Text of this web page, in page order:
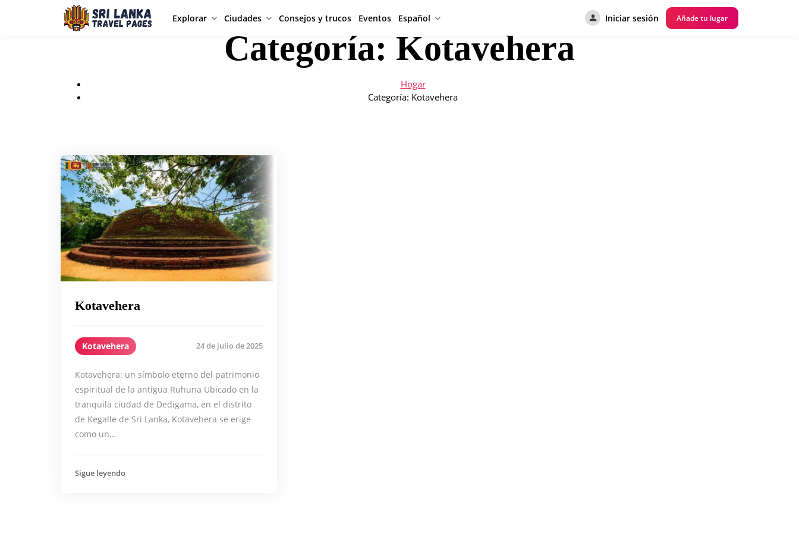
Explorar Ciudades Consejos y trucos Eventos Español Iniciar sesión Añade tu lugar
Categoría: Kotavehera
Hogar
Categoría: Kotavehera
Kotavehera
Kotavehera 24 de julio de 2025
Kotavehera: un símbolo eterno del patrimonio
espiritual de la antigua Ruhuna Ubicado en la
tranquila ciudad de Dedigama, en el distrito
de Kegalle de Sri Lanka, Kotavehera se erige
como un…
Sigue leyendo